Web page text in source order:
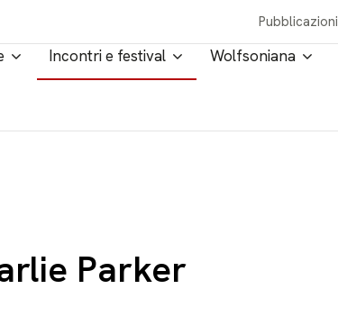
Pubblicazioni
Incontri e festival Wolfsoniana
Parker